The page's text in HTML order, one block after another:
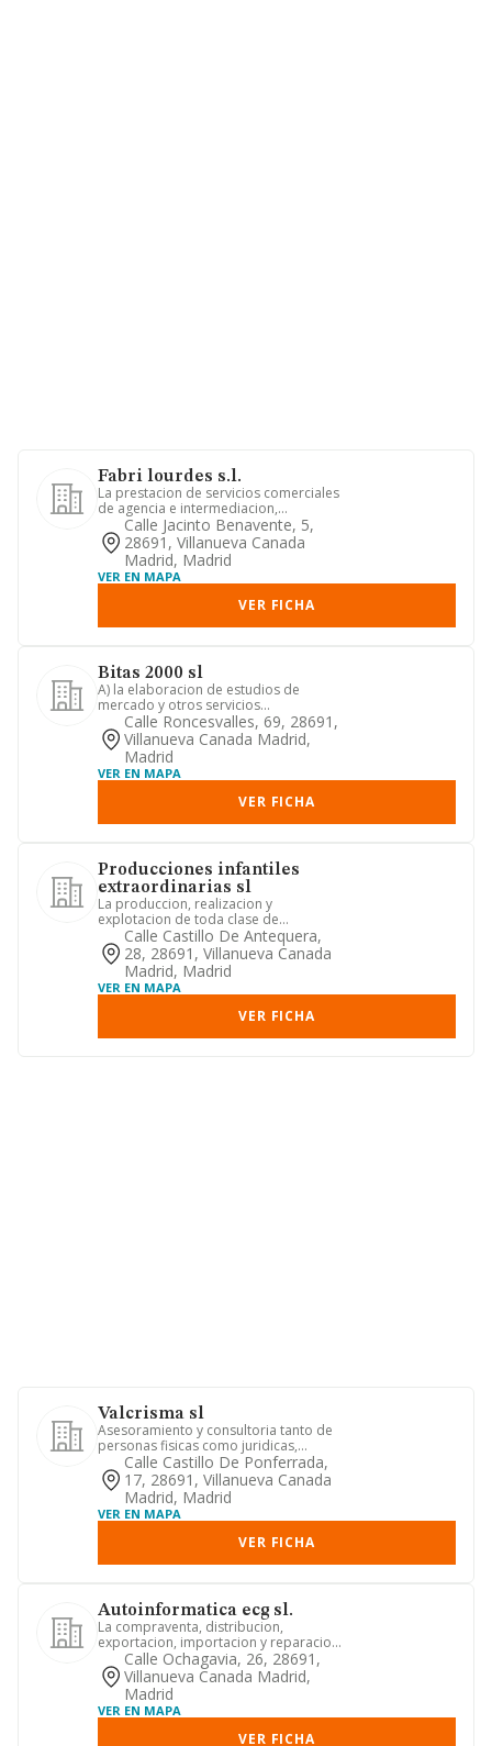
Fabri lourdes s.l.
La prestacion de servicios comerciales
de agencia e intermediacion,
nacionales e internacionales pa...
Calle Jacinto Benavente, 5,
28691, Villanueva Canada
Madrid, Madrid
VER EN MAPA
VER FICHA
Bitas 2000 sl
A) la elaboracion de estudios de
mercado y otros servicios
independientes de informacion e
investig...
Calle Roncesvalles, 69, 28691,
Villanueva Canada Madrid,
Madrid
VER EN MAPA
VER FICHA
Producciones infantiles
extraordinarias sl
La produccion, realizacion y
explotacion de toda clase de
espectaculos tanto musicales, como
cultur...
Calle Castillo De Antequera,
28, 28691, Villanueva Canada
Madrid, Madrid
VER EN MAPA
VER FICHA
Valcrisma sl
Asesoramiento y consultoria tanto de
personas fisicas como juridicas,
cualquiera que sea su forma u...
Calle Castillo De Ponferrada,
17, 28691, Villanueva Canada
Madrid, Madrid
VER EN MAPA
VER FICHA
Autoinformatica ecg sl.
La compraventa, distribucion,
exportacion, importacion y reparacion
de programas informaticos, orde...
Calle Ochagavia, 26, 28691,
Villanueva Canada Madrid,
Madrid
VER EN MAPA
VER FICHA